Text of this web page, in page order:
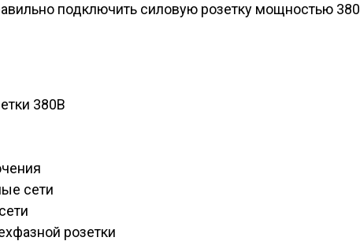
подключить силовую розетку мощностью 380
380В
сети
розетки